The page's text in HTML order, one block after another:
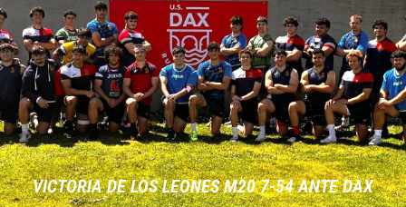
VICTORIA DE LOS LEONES M20 7-54 ANTE DAX